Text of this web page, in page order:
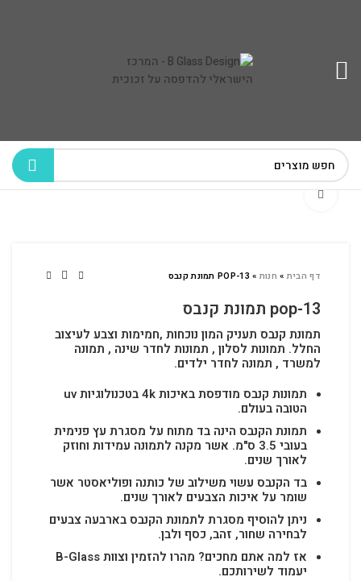
לחץ להגדלה
דף הבית» חנות» POP-13 תמונת קנבס
pop-13 תמונת קנבס
תמונת קנבס תעניק המון נוכחות ,חמימות וצבע לעיצוב
החלל. תמונות לסלון , תמונות לחדר שינה , תמונה
למשרד , תמונה לחדר ילדים.
תמונות קנבס מודפסת באיכות 4k בטכנולוגיות uv
הטובה בעולם.
תמונת הקנבס הינה בד מתוח על מסגרת עץ פנימית
בעובי 3.5 ס"מ. אשר מקנה לתמונה עמידות וחוזק
לאורך שנים.
בד הקנבס עשוי משילוב של כותנה ופוליאסטר אשר
שומר על איכות הצבעים לאורך שנים.
ניתן להוסיף מסגרת לתמונת הקנבס בארבעה צבעים
לבחירה שחור, זהב, כסף ולבן.
אז למה אתם מחכים? מהרו להזמין וצוות B-Glass
יעמוד לשירותכם.